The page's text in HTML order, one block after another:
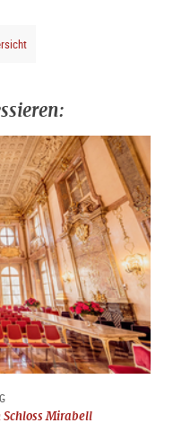
Mirabell